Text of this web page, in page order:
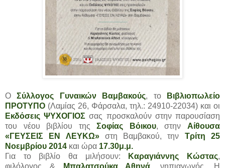
ΟΣύλλογος Γυναικών Βαμβακούς, το
Βιβλιοπωλείο
ΠΡΟΤΥΠΟ (Λαμίας 26, Φάρσαλα, τηλ.: 24910-22034) και οι
Εκδόσεις ΨΥΧΟΓΙΟΣ σας προσκαλούν στην παρουσίαση
του νέου βιβλίου της
Σοφίας Βόικου, στηνΑίθουσα
«ΓΕΥΣΕΙΣ ΕΝ ΛΕΥΚΩ»στη Βαμβακού, την Τρίτη 25
Νοεμβρίου 2014 και ώρα 17.30μ.μ.
Για το βιβλίο θα μιλήσουν:
Καραγιάννης Κώστας,
φιλόλογος &
Μπαλατσούκα Αθηνά , νηπιαγωγός. Η